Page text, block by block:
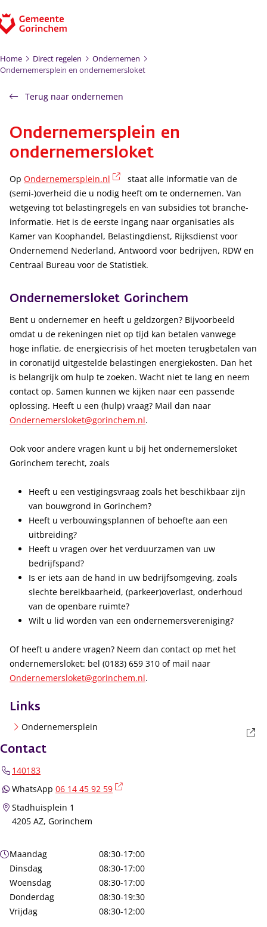
Home Direct regelen
Ondernemen
Ondernemersplein en ondernemersloket
Terug naar ondernemen
Ondernemersplein en
ondernemersloket
Op Ondernemersplein.nl (externe link)
staat alle informatie van de
(semi-)overheid die u nodig heeft om te ondernemen. Van
wetgeving tot belastingregels en van subsidies tot branche-
informatie. Het is de eerste ingang naar organisaties als
Kamer van Koophandel, Belastingdienst, Rijksdienst voor
Ondernemend Nederland, Antwoord voor bedrijven, RDW en
Centraal Bureau voor de Statistiek.
Ondernemersloket Gorinchem
Bent u ondernemer en heeft u geldzorgen? Bijvoorbeeld
omdat u de rekeningen niet op tijd kan betalen vanwege
hoge inflatie, de energiecrisis of het moeten terugbetalen van
in coronatijd uitgestelde belastingen energiekosten. Dan het
is belangrijk om hulp te zoeken. Wacht niet te lang en neem
contact op. Samen kunnen we kijken naar een passende
oplossing. Heeft u een (hulp) vraag? Mail dan naar
Ondernemersloket@gorinchem.nl.
Ook voor andere vragen kunt u bij het ondernemersloket
Gorinchem terecht, zoals
Heeft u een vestigingsvraag zoals het beschikbaar zijn
van bouwgrond in Gorinchem?
Heeft u verbouwingsplannen of behoefte aan een
uitbreiding?
Heeft u vragen over het verduurzamen van uw
bedrijfspand?
Is er iets aan de hand in uw bedrijfsomgeving, zoals
slechte bereikbaarheid, (parkeer)overlast, onderhoud
van de openbare ruimte?
Wilt u lid worden van een ondernemersvereniging?
Of heeft u andere vragen? Neem dan contact op met het
ondernemersloket: bel (0183) 659 310 of mail naar
Ondernemersloket@gorinchem.nl.
Links
Ondernemersplein
Contact
140183
WhatsApp 06 14 45 92 59
Stadhuisplein 1
4205 AZ, Gorinchem
Openingstijden
Maandag
08:30-17:00
Dinsdag
08:30-17:00
Woensdag
08:30-17:00
Donderdag
08:30-19:30
Vrijdag
08:30-12:00